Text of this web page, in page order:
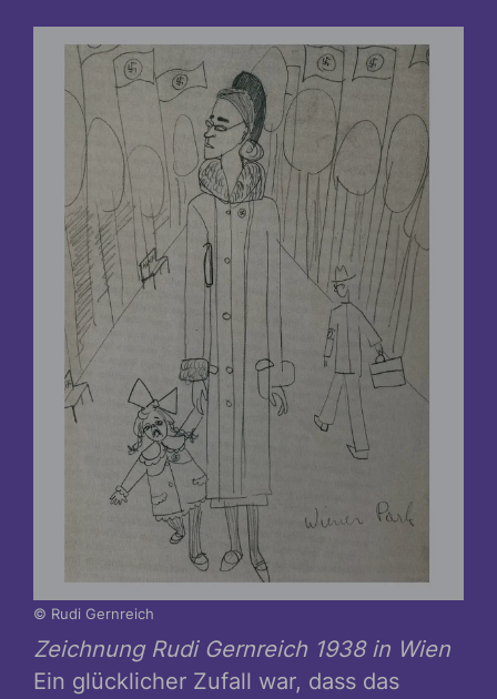
© Rudi Gernreich
Zeichnung Rudi Gernreich 1938 in Wien
Ein glücklicher Zufall war, dass das